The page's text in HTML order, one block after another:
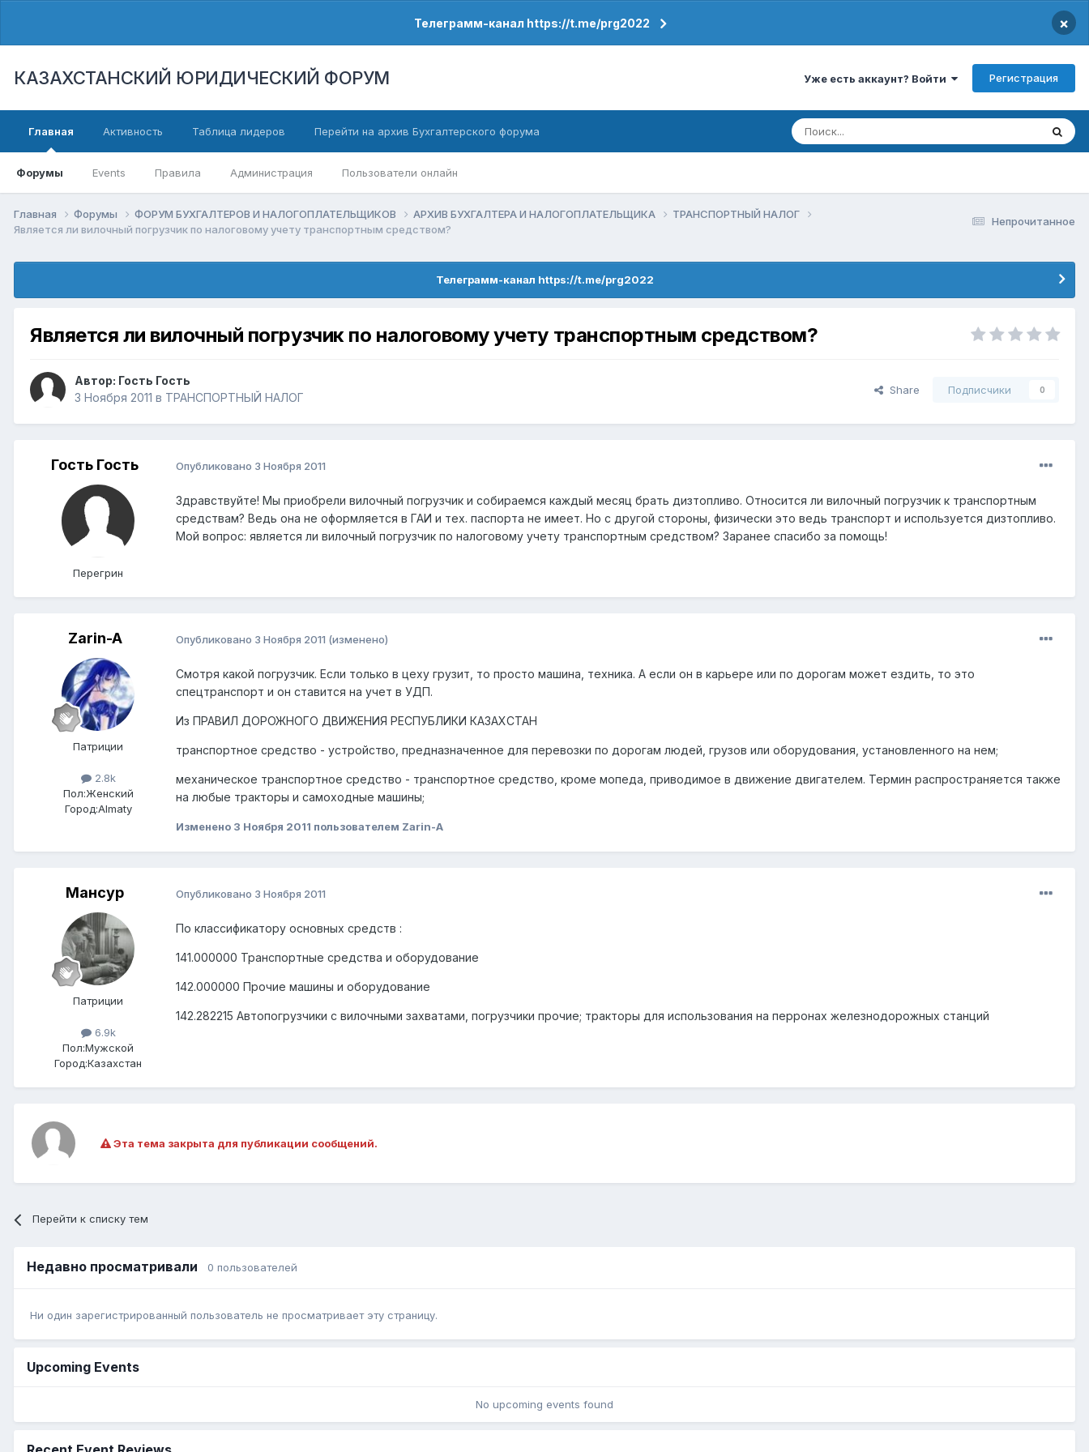
Телеграмм-канал https://t.me/prg2022 ×
КАЗАХСТАНСКИЙ ЮРИДИЧЕСКИЙ ФОРУМ Уже есть аккаунт? Войти Регистрация
Главная
Форумы Events Правила Администрация Пользователи онлайн
Активность Таблица лидеров Перейти на архив Бухгалтерского форума
Непрочитанное
Главная Форумы ФОРУМ БУХГАЛТЕРОВ И НАЛОГОПЛАТЕЛЬЩИКОВ АРХИВ БУХГАЛТЕРА И НАЛОГОПЛАТЕЛЬЩИКА
ТРАНСПОРТНЫЙ НАЛОГ
Является ли вилочный погрузчик по налоговому учету транспортным средством?
Телеграмм-канал https://t.me/prg2022
Является ли вилочный погрузчик по налоговому учету транспортным средством?
Автор: Гость Гость
3 Ноября 2011 в ТРАНСПОРТНЫЙ НАЛОГ
Share Подписчики 0
Гость Гость
Перегрин
Опубликовано 3 Ноября 2011
Здравствуйте! Мы приобрели вилочный погрузчик и собираемся каждый месяц брать дизтопливо. Относится ли вилочный погрузчик к транспортным
средствам? Ведь она не оформляется в ГАИ и тех. паспорта не имеет. Но с другой стороны, физически это ведь транспорт и используется дизтопливо.
Мой вопрос: является ли вилочный погрузчик по налоговому учету транспортным средством? Заранее спасибо за помощь!
Zarin-A
Патриции
2.8k
Пол:Женский
Город:Almaty
Опубликовано 3 Ноября 2011 (изменено)
Смотря какой погрузчик. Если только в цеху грузит, то просто машина, техника. А если он в карьере или по дорогам может ездить, то это
спецтранспорт и он ставится на учет в УДП.
Из ПРАВИЛ ДОРОЖНОГО ДВИЖЕНИЯ РЕСПУБЛИКИ КАЗАХСТАН
транспортное средство - устройство, предназначенное для перевозки по дорогам людей, грузов или оборудования, установленного на нем;
механическое транспортное средство - транспортное средство, кроме мопеда, приводимое в движение двигателем. Термин распространяется также
на любые тракторы и самоходные машины;
Изменено 3 Ноября 2011 пользователем Zarin-A
Мансур
Патриции
6.9k
Пол:Мужской
Город:Казахстан
Опубликовано 3 Ноября 2011
По классификатору основных средств :
141.000000 Транспортные средства и оборудование
142.000000 Прочие машины и оборудование
142.282215 Автопогрузчики с вилочными захватами, погрузчики прочие; тракторы для использования на перронах железнодорожных станций
Эта тема закрыта для публикации сообщений.
Перейти к списку тем
Недавно просматривали 0 пользователей
Ни один зарегистрированный пользователь не просматривает эту страницу.
Upcoming Events
No upcoming events found